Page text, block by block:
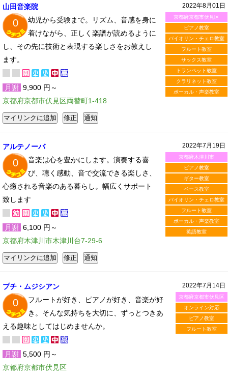
2022年8月01日
京都府京都市伏見区
ピアノ教室
バイオリン・チェロ教室
フルート教室
サックス教室
トランペット教室
クラリネット教室
ボーカル・声楽教室
山田音楽院
0
幼児から受験まで。リズム、音感を身に
着けながら、正しく楽譜が読めるように
し、その先に技術と表現する楽しさをお教えし
ます。
月謝 9,900 円～
京都府京都市伏見区両替町1-418
2022年7月19日
京都府木津川市
ピアノ教室
ギター教室
ベース教室
バイオリン・チェロ教室
フルート教室
ボーカル・声楽教室
英語教室
アルテノーバ
0
音楽は心を豊かにします。演奏する喜
び、聴く感動、音で交流できる楽しさ、
心癒される音楽のある暮らし。幅広くサポート
致します
月謝 6,100 円～
京都府木津川市木津川台7-29-6
2022年7月14日
京都府京都市伏見区
オンライン対応
ピアノ教室
フルート教室
プチ・ムジシアン
0
フルートが好き、ピアノが好き、音楽が好
き。そんな気持ちを大切に、ずっとつきあ
える趣味としてはじめませんか。
月謝 5,500 円～
京都府京都市伏見区